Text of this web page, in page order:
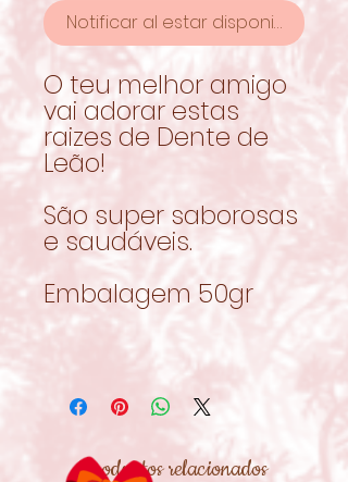
Notificar al estar disponible
O teu melhor amigo
vai adorar estas
raizes de Dente de
Leão!
São super saborosas
e saudáveis.
Embalagem 50gr
Productos relacionados